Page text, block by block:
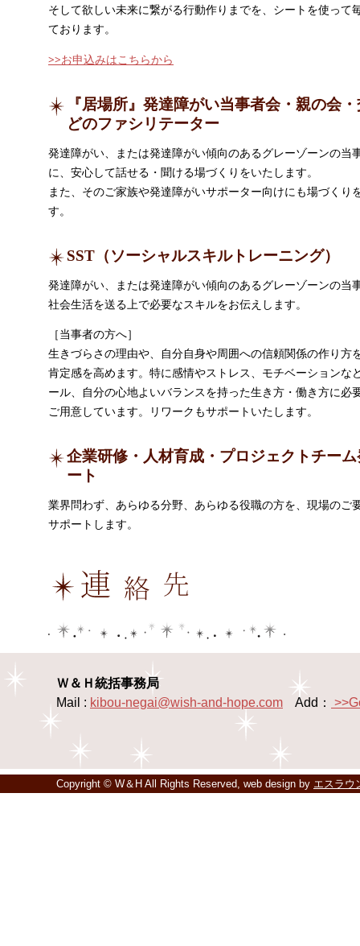
そして欲しい未来に繋がる行動作りまでを、シートを使って
ております。
>>お申込みはこちらから
『居場所』発達障がい当事者会・親の会
どのファシリテーター
発達障がい、または発達障がい傾向のあるグレーゾーンの当
に、安心して話せる・聞ける場づくりをいたします。
また、そのご家族や発達障がいサポーター向けにも場づくり
す。
SST（ソーシャルスキルトレーニング）
発達障がい、または発達障がい傾向のあるグレーゾーンの当
社会生活を送る上で必要なスキルをお伝えします。
［当事者の方へ］
生きづらさの理由や、自分自身や周囲への信頼関係の作り方
肯定感を高めます。特に感情やストレス、モチベーションな
ール、自分の心地よいバランスを持った生き方・働き方に必
ご用意しています。リワークもサポートいたします。
企業研修・人材育成・プロジェクトチー
ート
業界問わず、あらゆる分野、あらゆる役職の方を、現場のご
サポートします。
Ｗ＆Ｈ統括事務局
Mail : kibou-negai@wish-and-hope.com Add：
Copyright © W＆H All Rights Reserved, web design by エスラウ